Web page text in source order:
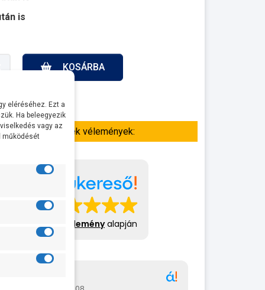
is
KOSÁRBA
Termék vélemények:
413 véleményalapján
eléréséhez. Ezt a
Ha beleegyezik
vagy az
működését